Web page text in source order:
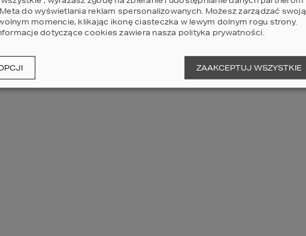
do wyświetlania reklam spersonalizowanych. Możesz zarządzać swoją
momencie, klikając ikonę ciasteczka w lewym dolnym rogu strony.
dotyczące cookies zawiera nasza polityka prywatności.
ZAAKCEPTUJ WSZYSTKIE